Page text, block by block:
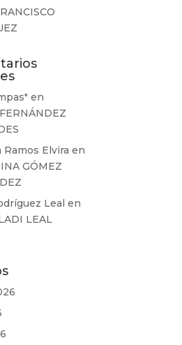
en
Ramos Elvira en
GÓMEZ
Leal en
LEAL